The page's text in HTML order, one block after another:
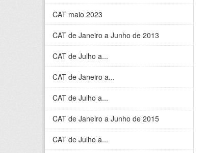
CAT maio 2023
CAT de Janeiro a Junho de 2013
CAT de Julho a...
CAT de Janeiro a...
CAT de Julho a...
CAT de Janeiro a Junho de 2015
CAT de Julho a...